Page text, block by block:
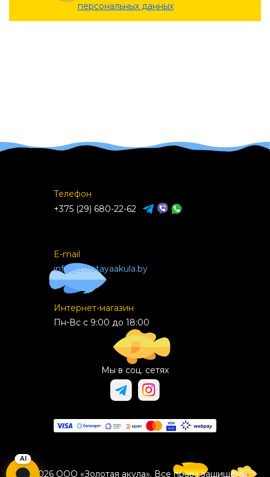
персональных данных
Телефон
+375 (29) 680-22-62
E-mail
info@zolotayaakula.by
Интернет-магазин
Пн-Вс с 9:00 до 18:00
Мы в соц. сетях
© 2026 ООО «Золотая акула». Все права защищены.